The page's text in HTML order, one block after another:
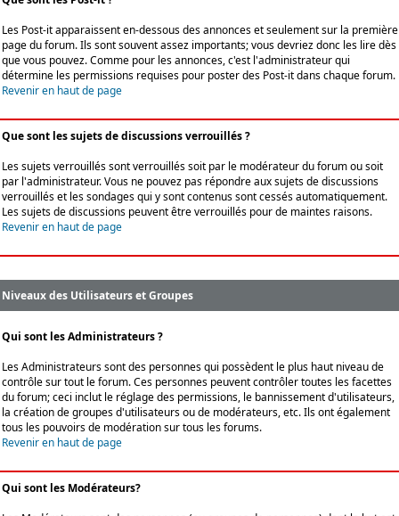
Les Post-it apparaissent en-dessous des annonces et seulement sur la première
page du forum. Ils sont souvent assez importants; vous devriez donc les lire dès
que vous pouvez. Comme pour les annonces, c'est l'administrateur qui
détermine les permissions requises pour poster des Post-it dans chaque forum.
Revenir en haut de page
Que sont les sujets de discussions verrouillés ?
Les sujets verrouillés sont verrouillés soit par le modérateur du forum ou soit
par l'administrateur. Vous ne pouvez pas répondre aux sujets de discussions
verrouillés et les sondages qui y sont contenus sont cessés automatiquement.
Les sujets de discussions peuvent être verrouillés pour de maintes raisons.
Revenir en haut de page
Niveaux des Utilisateurs et Groupes
Qui sont les Administrateurs ?
Les Administrateurs sont des personnes qui possèdent le plus haut niveau de
contrôle sur tout le forum. Ces personnes peuvent contrôler toutes les facettes
du forum; ceci inclut le réglage des permissions, le bannissement d'utilisateurs,
la création de groupes d'utilisateurs ou de modérateurs, etc. Ils ont également
tous les pouvoirs de modération sur tous les forums.
Revenir en haut de page
Qui sont les Modérateurs?